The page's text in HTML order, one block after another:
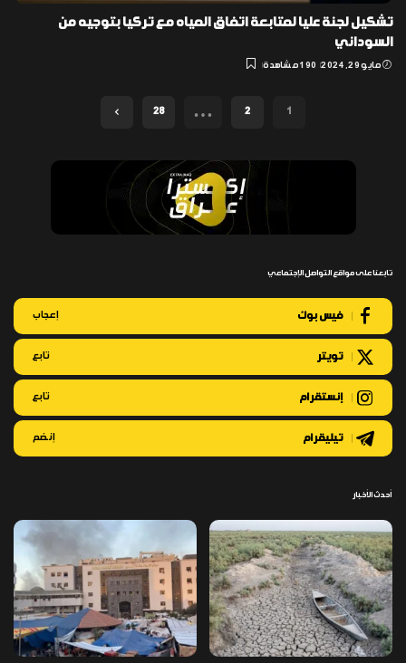
تشكيل لجنة عليا لمتابعة اتفاق المياه مع تركيا بتوجيه من
السوداني
مايو 29, 2024 190 مشاهدة
1
2
…
28
تابعنا على مواقع التواصل الإجتماعي
فيس بوك إعجاب
تويتر تابع
إنستقرام تابع
تيليقرام إنضم
أحدث الأخبار